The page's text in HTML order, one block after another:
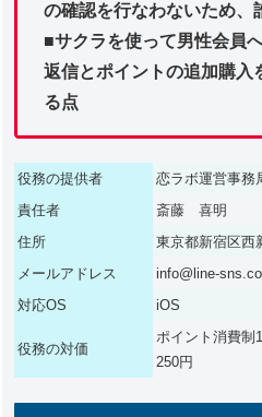
の確認を行なわないため、
■サクラを使って男性会員
返信とポイントの追加購入
る点
役務の提供者
恋ラボ運営事務
責任者
斎藤 喜明
住所
東京都新宿区西
メールアドレス
info@line-
対応OS
iOS
役務の対価
ポイント消費
250円